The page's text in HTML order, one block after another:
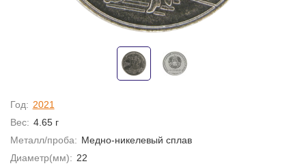
Год: 2021
Вес: 4.65 г
Металл/проба: Медно-никелевый сплав
Диаметр(мм): 22